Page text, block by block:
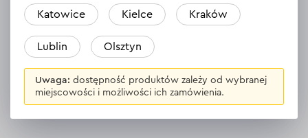
Zostaw opinię
Katowice Kielce Kraków
Lublin Olsztyn
Uwaga: dostępność produktów zależy od wybranej
miejscowości i możliwości ich zamówienia.